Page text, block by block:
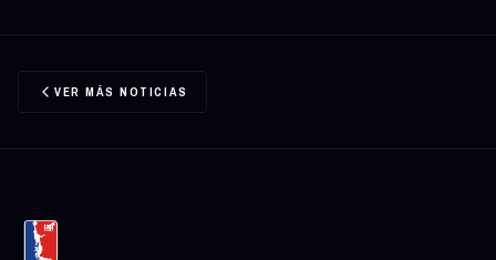
VER MÁS NOTICIAS